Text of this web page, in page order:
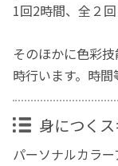
1回2時間、全２回
そのほかに色彩
時行います。時間
身につく
パーソナルカラ